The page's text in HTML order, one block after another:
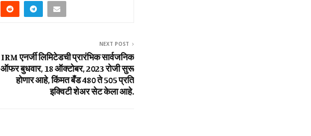
NEXT POST
IRM एनर्जी लिमिटेडची प्रारंभिक सार्वजनिक
ऑफर बुधवार, 18 ऑक्टोबर, 2023 रोजी सुरू
होणार आहे, किंमत बँड ₹480 ते ₹505 प्रति
इक्विटी शेअर सेट केला आहे.